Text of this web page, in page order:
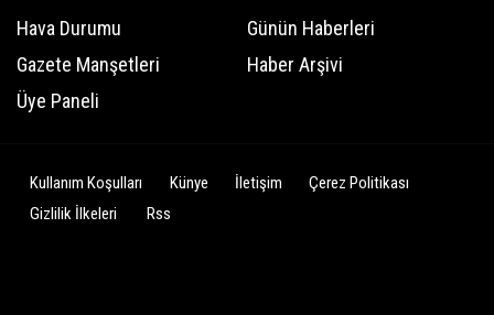
Hava Durumu
Günün Haberleri
Gazete Manşetleri
Haber Arşivi
Üye Paneli
Kullanım Koşulları Künye İletişim
Çerez Politikası
Gizlilik İlkeleri
Rss